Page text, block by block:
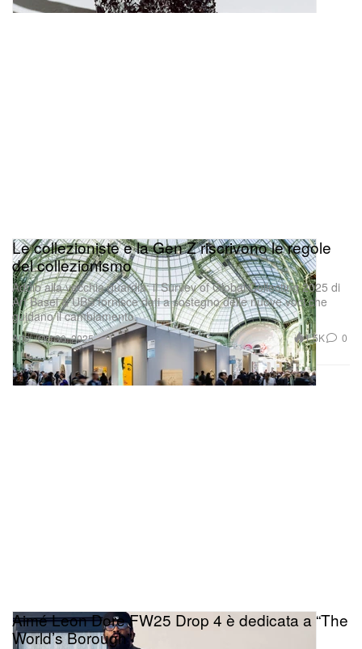
Arte
Le collezioniste e la Gen Z riscrivono le regole
del collezionismo
Addio alla vecchia guardia: il Survey of Global Collecting 2025 di
Art Basel & UBS fornisce dati a sostegno delle nuove voci che
guidano il cambiamento.
Oct 30, 2025 1.5K 0
Aimé Leon Dore FW25 Drop 4 è dedicata a “The
World’s Borough”